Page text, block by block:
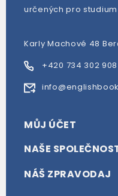
určených pro
Karly Machové 48
+420 734 302 908
MŮJ ÚČET
NAŠE
NÁŠ ZPRAVODAJ